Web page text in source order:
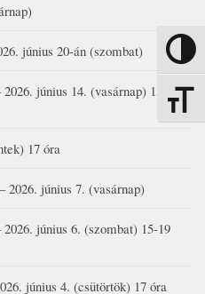
Nagy
június 20-án (szombat)
június 14. (vasárnap) 15-17
17 óra
2026. június 7. (vasárnap)
június 6. (szombat) 15-19
június 4. (csütörtök) 17 óra